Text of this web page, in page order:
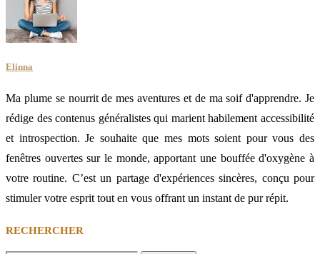
Elinna
Ma plume se nourrit de mes aventures et de ma soif d'apprendre. Je
rédige des contenus généralistes qui marient habilement accessibilité
et introspection. Je souhaite que mes mots soient pour vous des
fenêtres ouvertes sur le monde, apportant une bouffée d'oxygène à
votre routine. C’est un partage d'expériences sincères, conçu pour
stimuler votre esprit tout en vous offrant un instant de pur répit.
RECHERCHER